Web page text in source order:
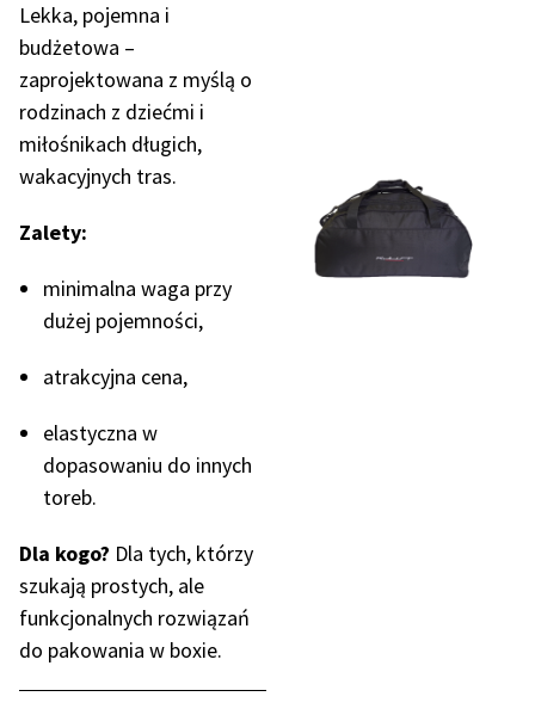
Lekka, pojemna i
budżetowa –
zaprojektowana z myślą o
rodzinach z dziećmi i
miłośnikach długich,
wakacyjnych tras.
Zalety:
minimalna waga przy
dużej pojemności,
atrakcyjna cena,
elastyczna w
dopasowaniu do innych
toreb.
Dla kogo? Dla tych, którzy
szukają prostych, ale
funkcjonalnych rozwiązań
do pakowania w boxie.